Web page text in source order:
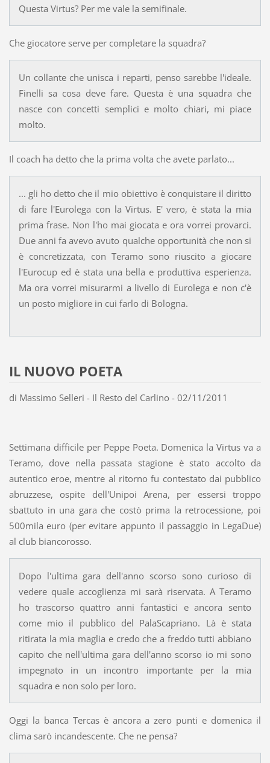
Questa Virtus? Per me vale la semifinale.
Che giocatore serve per completare la squadra?
Un collante che unisca i reparti, penso sarebbe l'ideale.
Finelli sa cosa deve fare. Questa è una squadra che
nasce con concetti semplici e molto chiari, mi piace
molto.
Il coach ha detto che la prima volta che avete parlato...
... gli ho detto che il mio obiettivo è conquistare il diritto
di fare l'Eurolega con la Virtus. E' vero, è stata la mia
prima frase. Non l'ho mai giocata e ora vorrei provarci.
Due anni fa avevo avuto qualche opportunità che non si
è concretizzata, con Teramo sono riuscito a giocare
l'Eurocup ed è stata una bella e produttiva esperienza.
Ma ora vorrei misurarmi a livello di Eurolega e non c'è
un posto migliore in cui farlo di Bologna.
IL NUOVO POETA
di Massimo Selleri - Il Resto del Carlino - 02/11/2011
Settimana difficile per Peppe Poeta. Domenica la Virtus va a
Teramo, dove nella passata stagione è stato accolto da
autentico eroe, mentre al ritorno fu contestato dai pubblico
abruzzese, ospite dell'Unipoi Arena, per essersi troppo
sbattuto in una gara che costò prima la retrocessione, poi
500mila euro (per evitare appunto il passaggio in LegaDue)
al club biancorosso.
Dopo l'ultima gara dell'anno scorso sono curioso di
vedere quale accoglienza mi sarà riservata. A Teramo
ho trascorso quattro anni fantastici e ancora sento
come mio il pubblico del PalaScapriano. Là è stata
ritirata la mia maglia e credo che a freddo tutti abbiano
capito che nell'ultima gara dell'anno scorso io mi sono
impegnato in un incontro importante per la mia
squadra e non solo per loro.
Oggi la banca Tercas è ancora a zero punti e domenica il
clima sarò incandescente. Che ne pensa?